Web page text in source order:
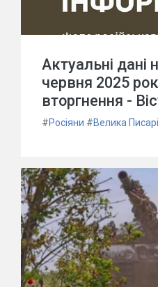
Актуальні дані
червня 2025
вторгнення -
#Росіяни #Велика